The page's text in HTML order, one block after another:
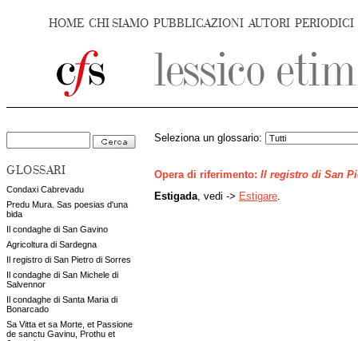
HOME CHI SIAMO PUBBLICAZIONI AUTORI PERIODICI
GLOSSARI
Condaxi Cabrevadu
Predu Mura. Sas poesias d'una
bida
Il condaghe di San Gavino
Agricoltura di Sardegna
Il registro di San Pietro di Sorres
Il condaghe di San Michele di
Salvennor
Il condaghe di Santa Maria di
Bonarcado
Sa Vitta et sa Morte, et Passione
de sanctu Gavinu, Prothu et
Seleziona un glossario:
Opera di riferimento: Il registro di San
Estigada , vedi -> Estigare